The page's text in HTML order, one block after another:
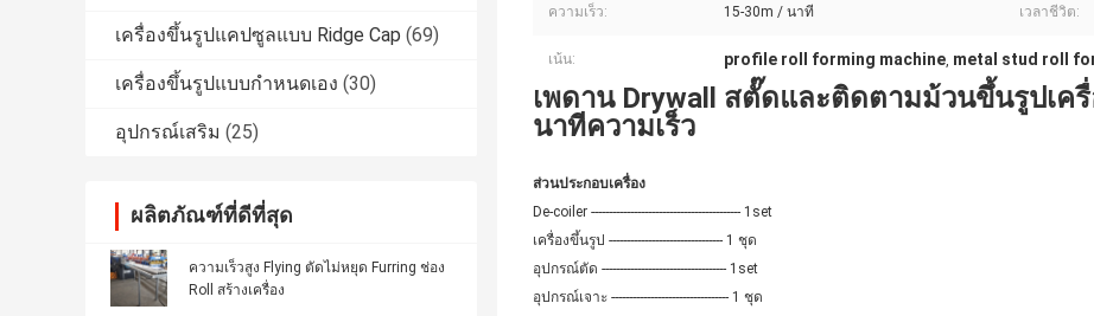
เครื่องขึ้นรูปแคปซูลแบบ Ridge Cap (69)
เครื่องขึ้นรูปแบบกำหนดเอง (30)
อุปกรณ์เสริม (25)
ผลิตภัณฑ์ที่ดีที่สุด
ความเร็วสูง Flying ตัดไม่หยุด Furring ช่อง
Roll สร้างเครื่อง
ความเร็ว: 15-30m / นาที เวลาชีวิต:
เน้น: profile roll forming machine, metal stud roll
เพดาน Drywall สตั๊ดและติดตามม้วนขึ้นรูปเค
นาทีความเร็ว
ส่วนประกอบเครื่อง
De-coiler ------------------------------------------ 1set
เครื่องขึ้นรูป -------------------------------- 1 ชุด
อุปกรณ์ตัด ----------------------------------- 1set
อุปกรณ์เจาะ --------------------------------- 1 ชุด